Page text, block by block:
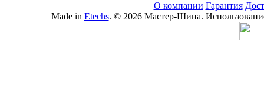
О компании Гарантия
Made in Etechs. © 2026 Мастер-Шина.